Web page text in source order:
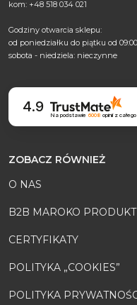
kom: +48 518 034 021
Godziny otwarcia sklepu:
od poniedziałku do piątku od 09:00
sobota - niedziela: nieczynne
4.9
Na podstawie 6008 opinii z
ZOBACZ RÓWNIEŻ
O NAS
B2B MAROKO PRODUKT
CERTYFIKATY
POLITYKA „COOKIES”
POLITYKA